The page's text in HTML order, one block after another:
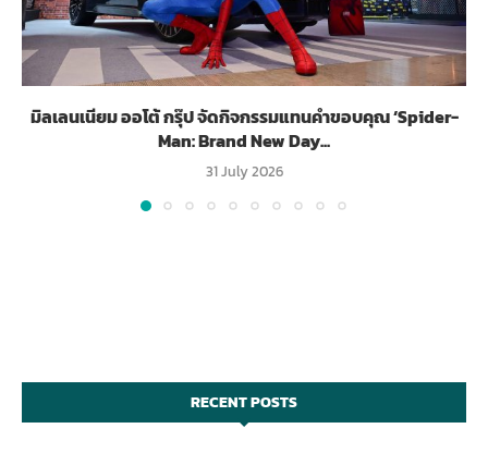
มิลเลนเนียม ออโต้ กรุ๊ป จัดกิจกรรมแทนคำขอบคุณ ‘Spider-
Man: Brand New Day...
31 July 2026
RECENT POSTS